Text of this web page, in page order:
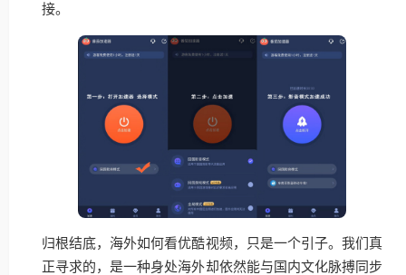
接。
归根结底，海外如何看优酷视频，只是一个引子。我们真
正寻求的，是一种身处海外却依然能与国内文化脉搏同步